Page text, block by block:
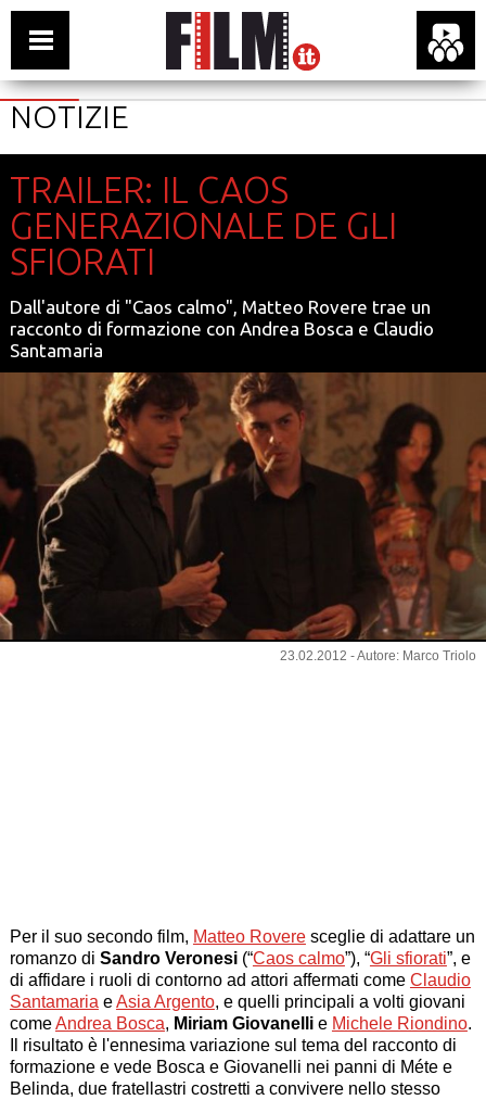
NOTIZIE
TRAILER: IL CAOS
GENERAZIONALE DE GLI
SFIORATI
Dall'autore di "Caos calmo", Matteo Rovere trae un
racconto di formazione con Andrea Bosca e Claudio
Santamaria
23.02.2012 - Autore: Marco Triolo
Per il suo secondo film, Matteo Roveresceglie di adattare un
romanzo di Sandro Veronesi(“Caos calmo”), “Gli sfiorati”, e
di affidare i ruoli di contorno ad attori affermati come Claudio
Santamaria eAsia Argento, e quelli principali a volti giovani
comeAndrea Bosca, Miriam Giovanellie Michele Riondino.
Il risultato è l'ennesima variazione sul tema del racconto di
formazione e vede Bosca e Giovanelli nei panni di Métee
Belinda, due fratellastri costretti a convivere nello stesso